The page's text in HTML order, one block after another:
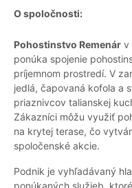
O spoločnosti:
Pohostinstvo Remenár v
ponúka spojenie
príjemnom prostredí. V
jedlá, čapovaná kofola a
priaznivcov talianskej
Zákazníci môžu využiť
na krytej terase, čo
spoločenské akcie.
Podnik je vyhľadávaný
ponúkaných služieb,